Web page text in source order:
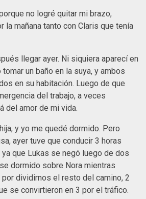
no logré quitar mi brazo,
la mañana tanto con Claris que tenía
llegar ayer. Ni siquiera aparecí en
un baño en la suya, y ambos
en su habitación. Luego de que
del trabajo, a veces
del amor de mi vida.
y yo me quedé dormido. Pero
ayer tuve que conducir 3 horas
que Lukas se negó luego de dos
dormido sobre Nora mientras
dividirnos el resto del camino, 2
se convirtieron en 3 por el tráfico.